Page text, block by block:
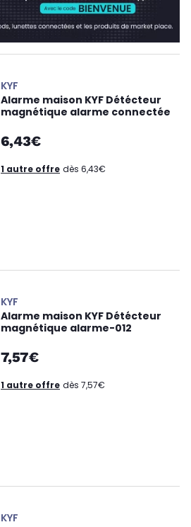
KYF
Alarme maison KYF Détécteur
magnétique alarme connectée
6,43€
1 autre offre dès 6,43€
KYF
Alarme maison KYF Détécteur
magnétique alarme-012
7,57€
1 autre offre dès 7,57€
KYF